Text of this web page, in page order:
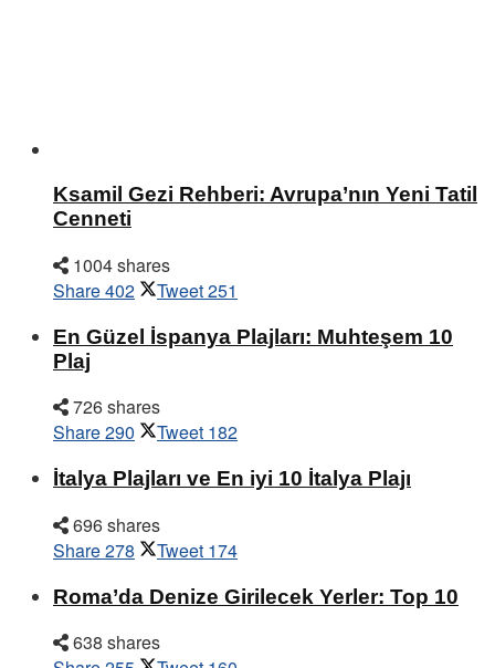
Ksamil Gezi Rehberi: Avrupa’nın Yeni Tatil
Cenneti
1004 shares
Share402 Tweet251
En Güzel İspanya Plajları: Muhteşem 10
Plaj
726 shares
Share290 Tweet 182
İtalya Plajları ve En iyi 10 İtalya Plajı
696 shares
Share278 Tweet 174
Roma’da Denize Girilecek Yerler: Top 10
638 shares